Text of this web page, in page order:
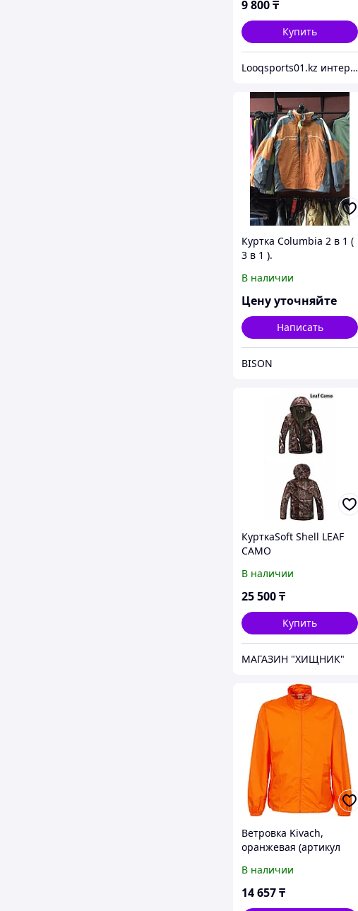
9 800₸
Купить
Looqsports01.kz интернет-магазин спортивных товаров
Куртка Columbia 2 в 1 (
3 в 1 ).
В наличии
Цену уточняйте
Написать
BISON
КурткаSoft Shell LEAF
CAMO
В наличии
25 500₸
Купить
МАГАЗИН "ХИЩНИК"
Ветровка Kivach,
оранжевая (артикул
В наличии
14 657₸